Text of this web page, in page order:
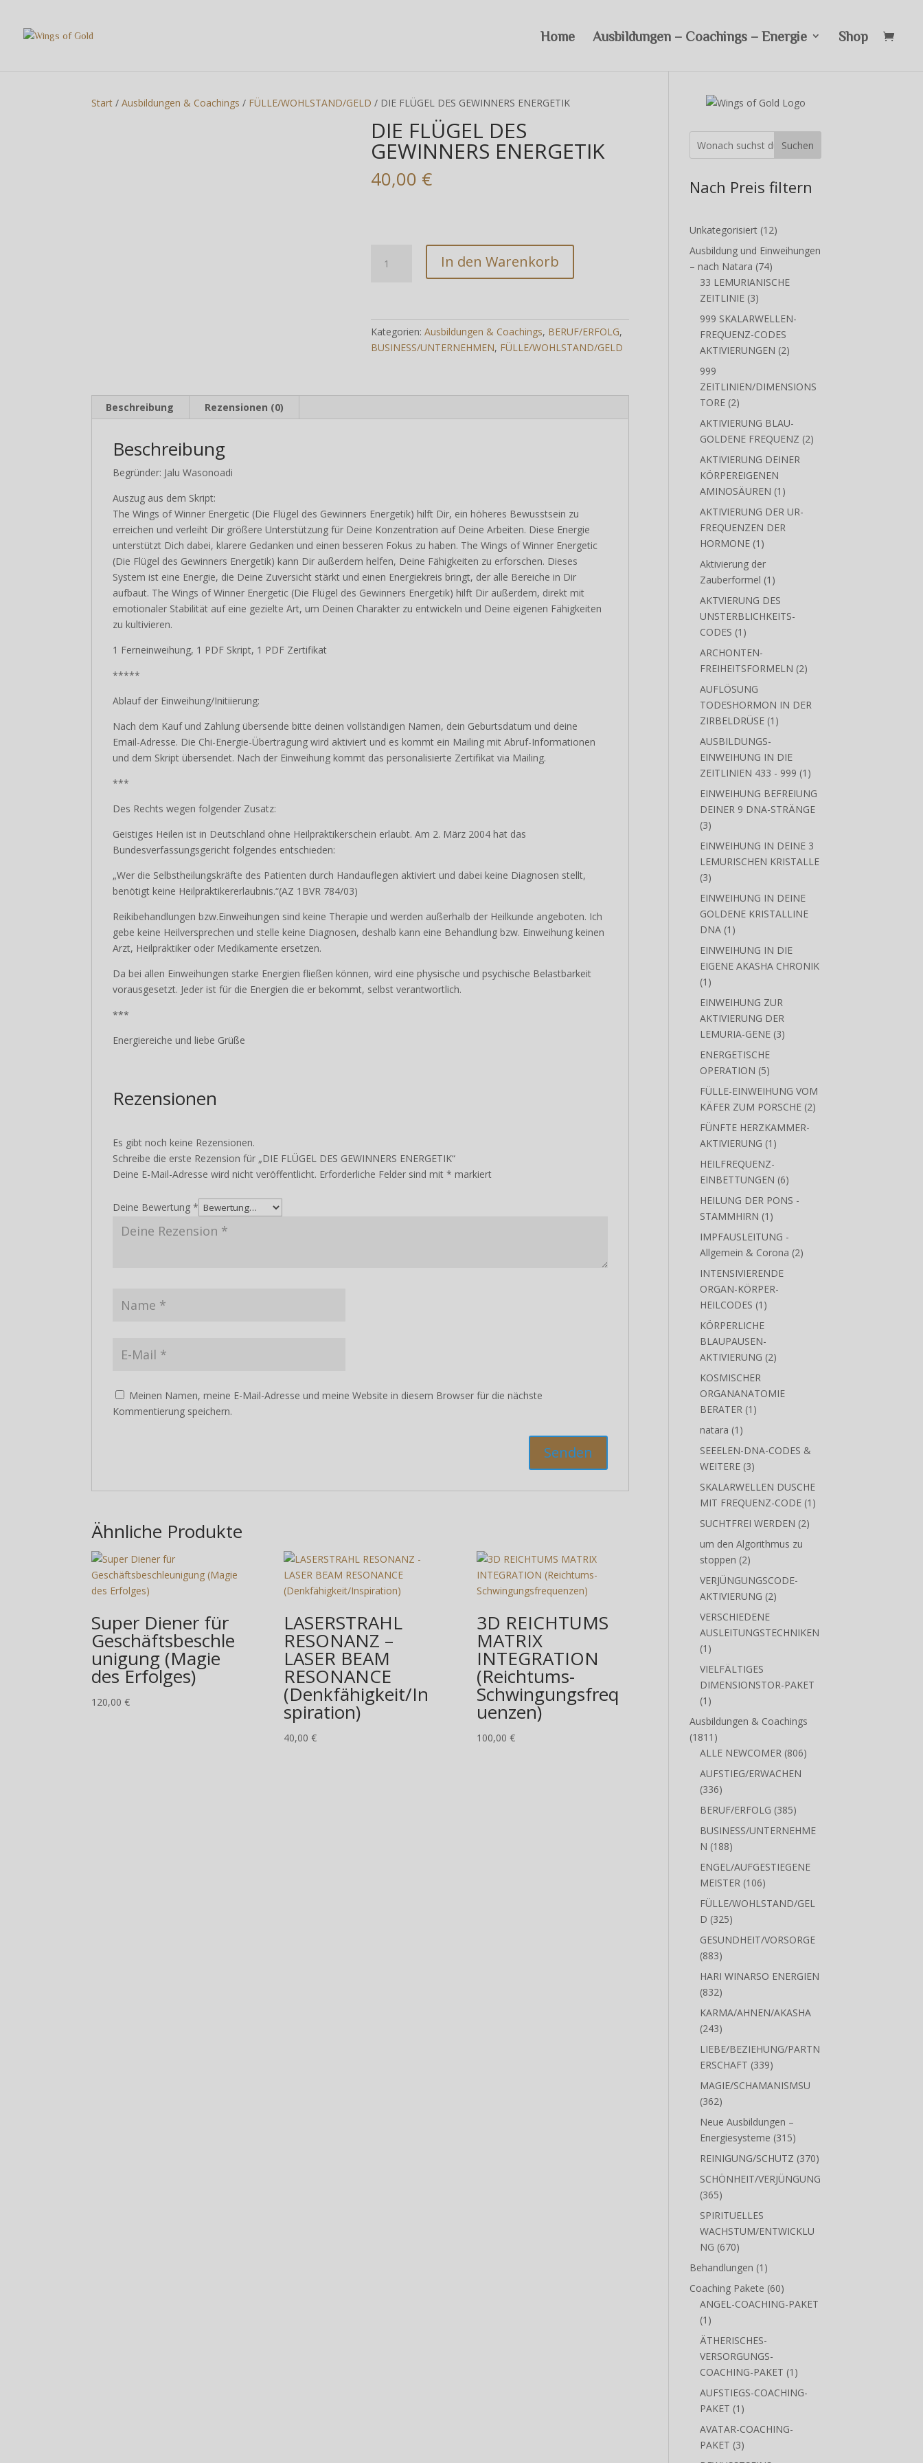
Home Ausbildungen – Coachings – Energie Shop
/ DIE FLÜGEL DES GEWINNERS ENERGETIK
DIE FLÜGEL DES
GEWINNERS ENERGETIK
40,00
GEWINNERS
ENERGETIK
Menge
In den Warenkorb
Kategorien:Ausbildungen & Coachings,BERUF/ERFOLG,
Beschreibung Rezensionen (0)
Beschreibung
Auszug aus dem Skript:
The Wings of Winner Energetic (Die Flügel des Gewinners Energetik) hilft Dir, ein höheres Bewusstsein zu
erreichen und verleiht Dir größere Unterstützung für Deine Konzentration auf Deine Arbeiten. Diese Energie
unterstützt Dich dabei, klarere Gedanken und einen besseren Fokus zu haben. The Wings of Winner Energetic
(Die Flügel des Gewinners Energetik) kann Dir außerdem helfen, Deine Fähigkeiten zu erforschen. Dieses
System ist eine Energie, die Deine Zuversicht stärkt und einen Energiekreis bringt, der alle Bereiche in Dir
aufbaut. The Wings of Winner Energetic (Die Flügel des Gewinners Energetik) hilft Dir außerdem, direkt mit
emotionaler Stabilität auf eine gezielte Art, um Deinen Charakter zu entwickeln und Deine eigenen Fähigkeiten
Nach dem Kauf und Zahlung übersende bitte deinen vollständigen Namen, dein Geburtsdatum und deine
Email-Adresse. Die Chi-Energie-Übertragung wird aktiviert und es kommt ein Mailing mit Abruf-Informationen
Geistiges Heilen ist in Deutschland ohne Heilpraktikerschein erlaubt. Am 2. März 2004 hat das
„Wer die Selbstheilungskräfte des Patienten durch Handauflegen aktiviert und dabei keine Diagnosen stellt,
Reikibehandlungen bzw.Einweihungen sind keine Therapie und werden außerhalb der Heilkunde angeboten. Ich
gebe keine Heilversprechen und stelle keine Diagnosen, deshalb kann eine Behandlung bzw. Einweihung keinen
Da bei allen Einweihungen starke Energien fließen können, wird eine physische und psychische Belastbarkeit
Es gibt noch keine Rezensionen.
Schreibe die erste Rezension für „DIE FLÜGEL DES GEWINNERS ENERGETIK“
Deine Bewertung
Meinen Namen, meine E-Mail-Adresse und meine Website in diesem Browser für die nächste
Ähnliche Produkte
Super Diener für
Geschäftsbeschle
unigung (Magie
des Erfolges)
LASERSTRAHL
RESONANZ –
LASER BEAM
RESONANCE
(Denkfähigkeit/In
spiration)
3D REICHTUMS
MATRIX
INTEGRATION
(Reichtums-
Schwingungsfreq
uenzen)
Suchen
Unkategorisiert 1212
Produkte
Ausbildung und Einweihungen
– nach Natara 7474
33 LEMURIANISCHE
ZEITLINIE 33
Produkte
999 SKALARWELLEN-
FREQUENZ-CODES
AKTIVIERUNGEN
Produkte
999
ZEITLINIEN/DIMENSIONS
TORE 22
Produkte
AKTIVIERUNG BLAU-
GOLDENE FREQUENZ
AKTIVIERUNG DEINER
KÖRPEREIGENEN
AMINOSÄUREN 11
Produkt
AKTIVIERUNG DER UR-
FREQUENZEN DER
HORMONE 11
Produkt
Aktivierung der
Zauberformel 11
Produkt
AKTVIERUNG DES
UNSTERBLICHKEITS-
CODES 11
Produkt
ARCHONTEN-
FREIHEITSFORMELN
Produkte
AUFLÖSUNG
TODESHORMON IN DER
ZIRBELDRÜSE
Produkt
AUSBILDUNGS-
EINWEIHUNG IN DIE
ZEITLINIEN 433 - 999 11
Produkt
EINWEIHUNG BEFREIUNG
DEINER 9 DNA-STRÄNGE
33
Produkte
EINWEIHUNG IN DEINE 3
LEMURISCHEN KRISTALLE
33
Produkte
EINWEIHUNG IN DEINE
GOLDENE KRISTALLINE
DNA 11
Produkt
EINWEIHUNG IN DIE
EIGENE AKASHA CHRONIK
11
Produkt
EINWEIHUNG ZUR
AKTIVIERUNG DER
LEMURIA-GENE
ENERGETISCHE
OPERATION 55
Produkte
FÜLLE-EINWEIHUNG VOM
KÄFER ZUM PORSCHE
FÜNFTE HERZKAMMER-
AKTIVIERUNG 1
Produkt
HEILFREQUENZ-
EINBETTUNGEN 66
HEILUNG DER PONS -
STAMMHIRN
11
Produkt
IMPFAUSLEITUNG -
Allgemein & Corona
INTENSIVIERENDE
ORGAN-KÖRPER-
HEILCODES
11
KÖRPERLICHE
BLAUPAUSEN-
AKTIVIERUNG
Produkte
KOSMISCHER
ORGANANATOMIE
BERATER
natara 11
Produkt
SEEELEN-DNA-CODES &
WEITERE 33
Produkte
SKALARWELLEN DUSCHE
MIT FREQUENZ-CODE 1
SUCHTFREI WERDEN 2
um den Algorithmus zu
stoppen 22
Produkte
VERJÜNGUNGSCODE-
AKTIVIERUNG 2
Produkte
VERSCHIEDENE
AUSLEITUNGSTECHNIKEN
11
Produkt
VIELFÄLTIGES
DIMENSIONSTOR-PAKET
11
Produkt
Ausbildungen & Coachings
18111811
Produkte
ALLE NEWCOMER 806
AUFSTIEG/ERWACHEN
336336
BERUF/ERFOLG 385385
BUSINESS/UNTERNEHME
N 188 188
Produkte
ENGEL/AUFGESTIEGENE
MEISTER 106106
FÜLLE/WOHLSTAND/GEL
D 325325
GESUNDHEIT/VORSORGE
883883
Produkte
HARI WINARSO ENERGIEN
832832
Produkte
KARMA/AHNEN/AKASHA
243243
Produkte
LIEBE/BEZIEHUNG/PARTN
ERSCHAFT 339339
MAGIE/SCHAMANISMSU
362362
Produkte
Neue Ausbildungen –
Energiesysteme
315315
REINIGUNG/SCHUTZ 370370
SCHÖNHEIT/VERJÜNGUNG
365365
Produkte
SPIRITUELLES
WACHSTUM/ENTWICKLU
NG 670670
Produkte
Behandlungen 1 1
Produkt
Coaching Pakete 6060
ANGEL-COACHING-PAKET
11
Produkt
ÄTHERISCHES-
VERSORGUNGS-
COACHING-PAKET
11
AUFSTIEGS-COACHING-
PAKET
11
Produkt
AVATAR-COACHING-
Vielen Dank für Ihr Verständnis und viel Freude mit unserem neuen Shop! ✨
Ab dem 11.08.2026 sind wir wieder wie gewohnt für Sie da.
Ihr Team von Wings of Gold / Bella Energetica
X